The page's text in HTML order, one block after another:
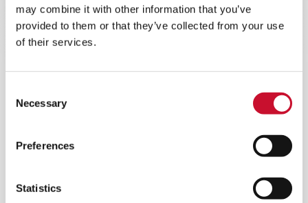
may combine it with other information that you’ve
provided to them or that they’ve collected from your use
of their services.
Selection
Necessary
Preferences
Statistics
pour les processus métallurgiques.